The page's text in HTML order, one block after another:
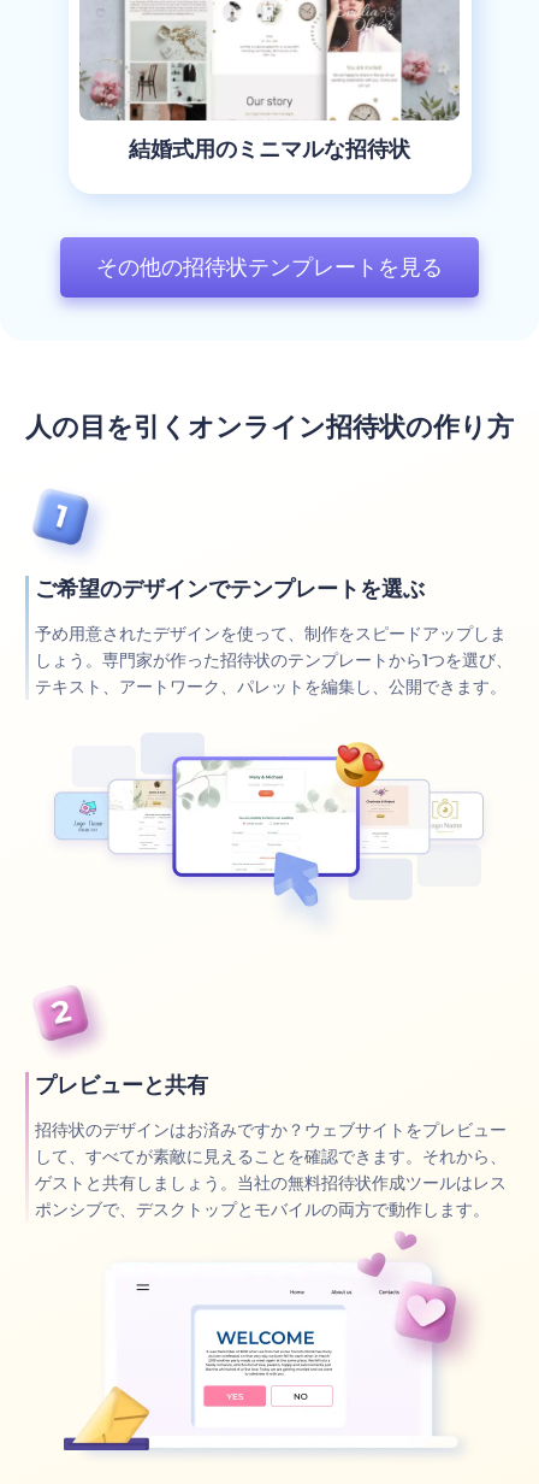
結婚式用のミニマルな招待状
その他の招待状テンプレートを見る
人の目を引くオンライン招待状の作り方
ご希望のデザインでテンプレートを選ぶ
予め用意されたデザインを使って、制作をスピードアップしま
しょう。専門家が作った招待状のテンプレートから1つを選び、
テキスト、アートワーク、パレットを編集し、公開できます。
プレビューと共有
招待状のデザインはお済みですか？ウェブサイトをプレビュー
して、すべてが素敵に見えることを確認できます。それから、
ゲストと共有しましょう。当社の無料招待状作成ツールはレス
ポンシブで、デスクトップとモバイルの両方で動作します。